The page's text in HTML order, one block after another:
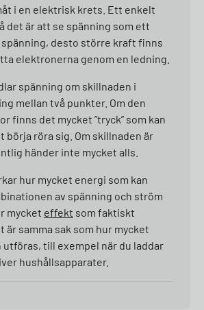
i en elektrisk krets. Ett enkelt
det är att se spänning som ett
desto större kraft finns
elektronerna genom en ledning.
spänning om skillnaden i
mellan två punkter. Om den
finns det mycket ”tryck” som kan
börja röra sig. Om skillnaden är
händer inte mycket alls.
hur mycket energi som kan
av spänning och ström
mycket effekt som faktiskt
är samma sak som hur mycket
utföras, till exempel när du laddar
hushållsapparater.